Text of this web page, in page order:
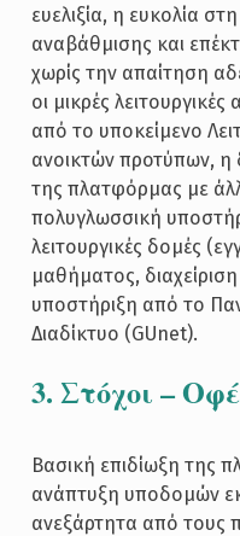
ευελιξία, η ευκολία
αναβάθμισης και
χωρίς την απαίτηση
οι μικρές
από το υποκείμενο
ανοικτών προτύπων,
της πλατφόρμας με
πολυγλωσσική
λειτουργικές δομές
μαθήματος,
υποστήριξη από το
Διαδίκτυο (GUnet).
3. Στόχοι –
Βασική επιδίωξη της
ανάπτυξη υποδομών
ανεξάρτητα από τους